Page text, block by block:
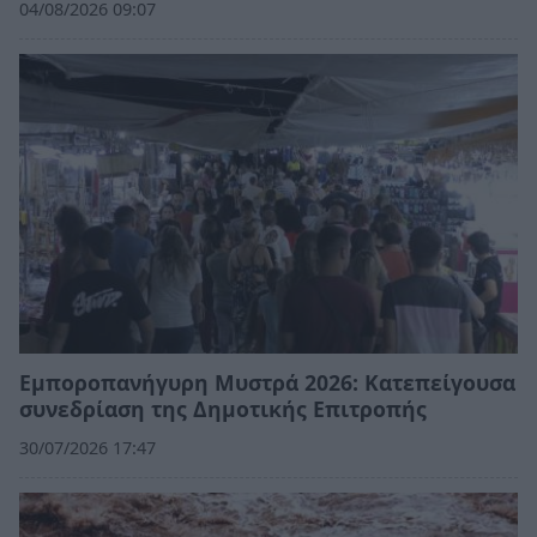
04/08/2026 09:07
Εμποροπανήγυρη Μυστρά 2026: Κατεπείγουσα
συνεδρίαση της Δημοτικής Επιτροπής
30/07/2026 17:47